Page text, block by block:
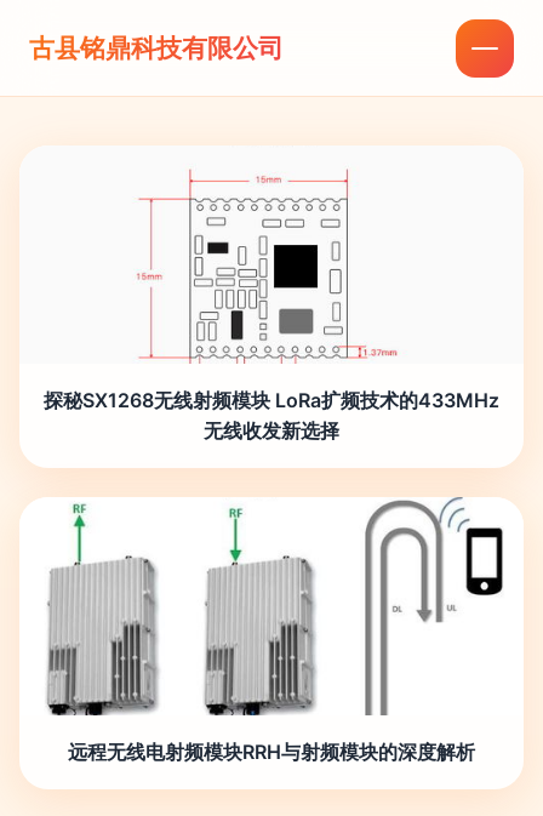
古县铭鼎科技有限公司
探秘SX1268无线射频模块 LoRa扩频技术的433MHz
无线收发新选择
远程无线电射频模块RRH与射频模块的深度解析